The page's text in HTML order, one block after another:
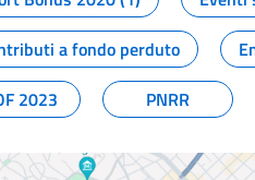
a fondo perduto
2023 PNRR